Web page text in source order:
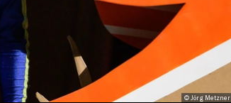
© Jörg Metzner